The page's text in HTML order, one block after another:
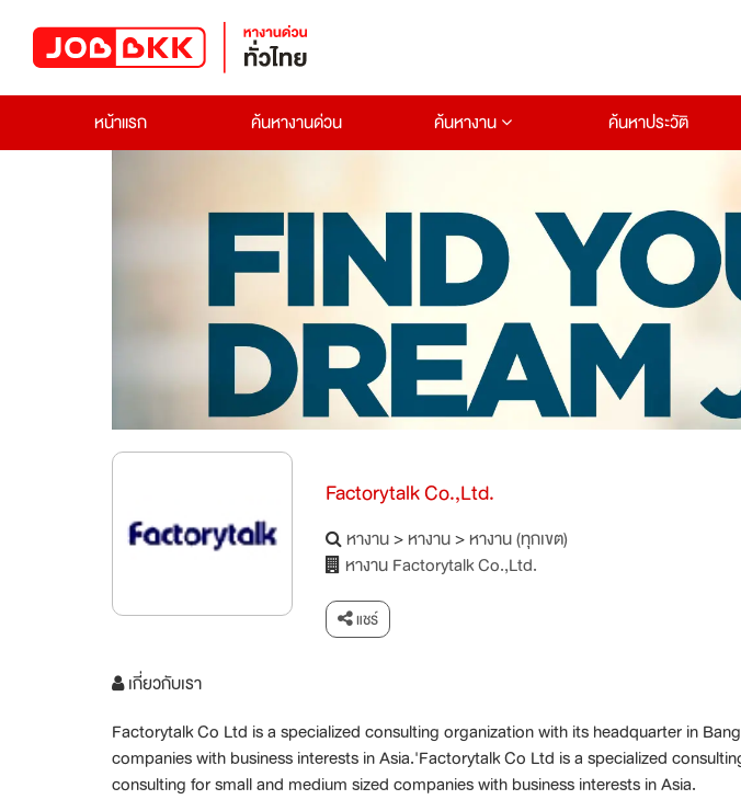
หน้าแรก
ค้นหางานด่วน ค้นหางาน ค้นหาประวัติ
Factorytalk Co.,Ltd.
หางาน>หางาน>หางาน (ทุกเขต)
หางาน Factorytalk Co.,Ltd.
แชร์
เกี่ยวกับเรา
Factorytalk Co Ltd is a specialized consulting organization with its headquarter in
companies with business interests in Asia.'Factorytalk Co Ltd is a specialized
consulting for small and medium sized companies with business interests in Asia.